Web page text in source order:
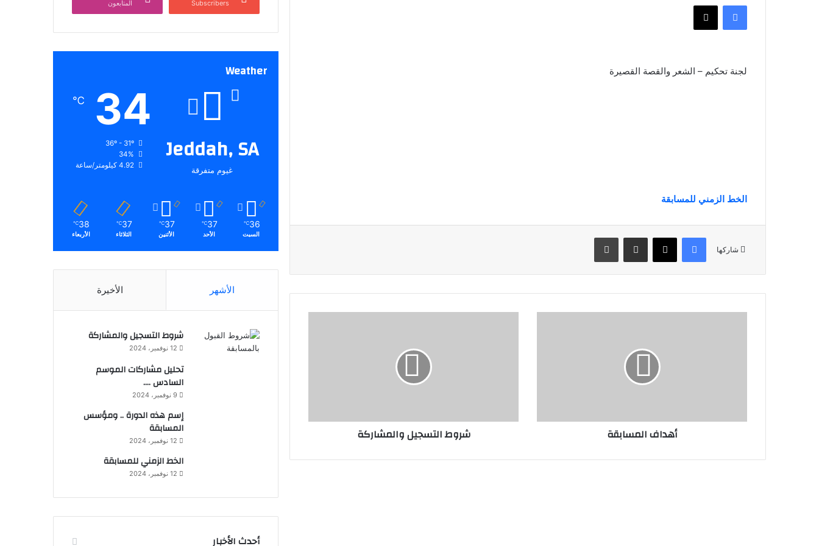
فيسبوك ‫X
لجنة تحكيم – الشعر والقصة القصيرة
الخط الزمني للمسابقة
شاركها
فيسبوك ‫X مشاركة عبر البريد طباعة
أهداف المسابقة شروط التسجيل والمشاركة
Subscribers المتابعون
Weather
Jeddah, SA
غيوم متفرقة
34
℃
34%
4.92 كيلومتر/ساعة
36
℃
السبت
37
℃
الأحد
37
℃
الأثنين
37
℃
الثلاثاء
38
℃
الأربعاء
الأشهر الأخيرة
شروط التسجيل والمشاركة
12 نوفمبر، 2024
تحليل مشاركات الموسم
السادس ….
9 نوفمبر، 2024
إسم هذه الدورة .. ومؤسس
المسابقة
12 نوفمبر، 2024
الخط الزمني للمسابقة
12 نوفمبر، 2024
أحدث الأخبار